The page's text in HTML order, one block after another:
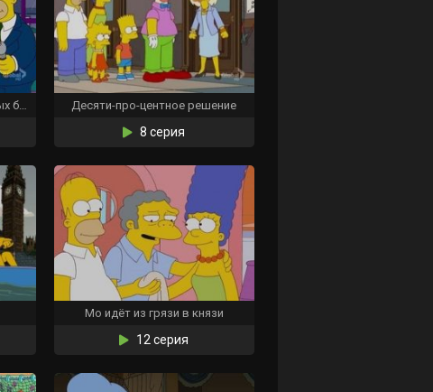
Человек в синих фланелевых брюках Десяти-про-центное решение
8 серия
Мо идёт из грязи в князи
12 серия